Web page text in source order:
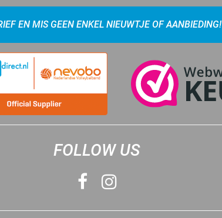
EN MIS GEEN ENKEL NIEUWTJE OF AANBIEDING!
FOLLOW US